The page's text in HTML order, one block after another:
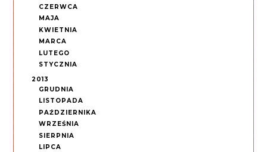
CZERWCA
MAJA
KWIETNIA
MARCA
LUTEGO
STYCZNIA
2013
GRUDNIA
LISTOPADA
PAŹDZIERNIKA
WRZEŚNIA
SIERPNIA
LIPCA